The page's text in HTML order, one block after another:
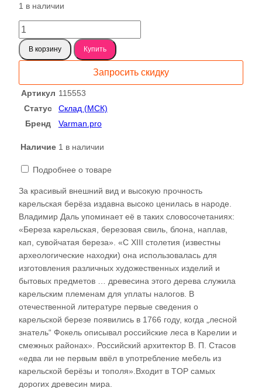
составляла
5601 ₽.
1 в наличии
Количество
товара
Карельская
береза
доска
115553
В корзину Купить
Запросить скидку
Артикул 115553
Статус
Склад (МСК)
Бренд
Varman.pro
Наличие 1 в наличии
Подробнее о товаре
За красивый внешний вид и высокую прочность
карельская берёза издавна высоко ценилась в народе.
Владимир Даль упоминает её в таких словосочетаниях:
«Береза карельская, березовая свиль, блона, наплав,
кап, сувойчатая береза». «С XIII столетия (известны
археологические находки) она использовалась для
изготовления различных художественных изделий и
бытовых предметов … древесина этого дерева служила
карельским племенам для уплаты налогов. В
отечественной литературе первые сведения о
карельской березе появились в 1766 году, когда „лесной
знатель“ Фокель описывал российские леса в Карелии и
смежных районах». Российский архитектор В. П. Стасов
«едва ли не первым ввёл в употребление мебель из
карельской берёзы и тополя».Входит в TOP самых
дорогих древесин мира.